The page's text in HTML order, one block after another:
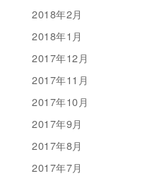
2018年2月
2018年1月
2017年12月
2017年11月
2017年10月
2017年9月
2017年8月
2017年7月